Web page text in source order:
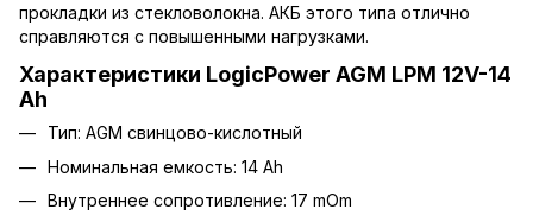
прокладки из стекловолокна. АКБ этого типа отлично
справляются с повышенными нагрузками.
Характеристики LogicPower AGM LPM 12V-14
Ah
Тип: AGM свинцово-кислотный
Номинальная емкость: 14 Ah
Внутреннее сопротивление: 17 mOm